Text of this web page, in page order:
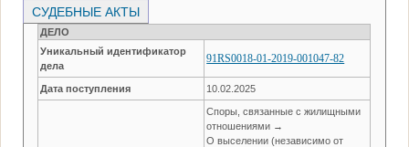
СУДЕБНЫЕ АКТЫ
ДЕЛО
Уникальный идентификатор
дела
91RS0018-01-2019-001047-82
Дата поступления 10.02.2025
Споры, связанные с жилищными
отношениями →
О выселении (независимо от